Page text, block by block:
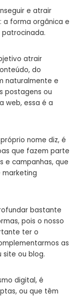
e atrair
a forma orgânica e
atrair
do
naturalmente e
postagens ou
web, essa é a
nome diz, é
que fazem parte
e campanhas, que
bastante
pois o nosso
ter o
as
site ou blog.
digital, é
ou que têm